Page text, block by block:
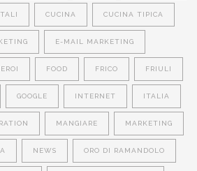
CUCINA CUCINA TIPICA
E-MAIL MARKETING
FOOD FRICO FRIULI
GOOGLE INTERNET ITALIA
MANGIARE MARKETING
NEWS ORO DI RAMANDOLO